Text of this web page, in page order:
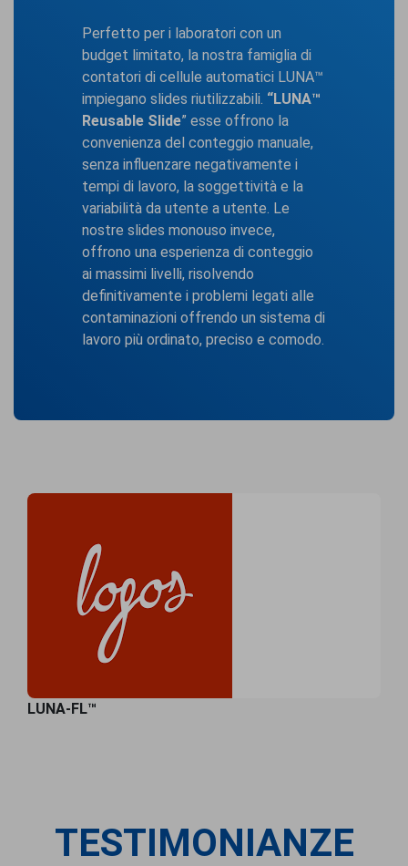
Perfetto per i laboratori con un
budget limitato, la nostra famiglia di
contatori di cellule automatici LUNA™
impiegano slides riutilizzabili. “LUNA™
Reusable Slide” esse offrono la
convenienza del conteggio manuale,
senza influenzare negativamente i
tempi di lavoro, la soggettività e la
variabilità da utente a utente. Le
nostre slides monouso invece,
offrono una esperienza di conteggio
ai massimi livelli, risolvendo
definitivamente i problemi legati alle
contaminazioni offrendo un sistema di
lavoro più ordinato, preciso e comodo.
LUNA-FL™
TESTIMONIANZE